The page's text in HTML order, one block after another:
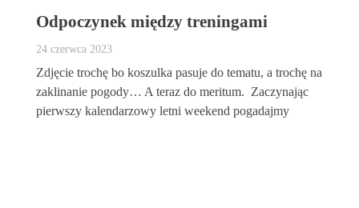
Odpoczynek między treningami
24 czerwca 2023
Zdjęcie trochę bo koszulka pasuje do tematu, a trochę na
zaklinanie pogody… A teraz do meritum. Zaczynając
pierwszy kalendarzowy letni weekend pogadajmy